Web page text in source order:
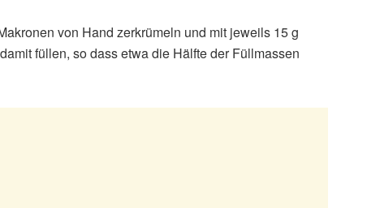
von Hand zerkrümeln und mit jeweils 15 g
füllen, so dass etwa die Hälfte der Füllmassen